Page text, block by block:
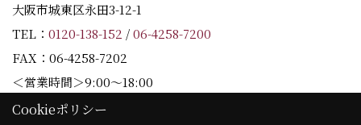
大阪市城東区永田3-12-1
TEL： 0120-138-152 /06-4258-7200
FAX：06-4258-7202
＜営業時間＞9:00～18:00
＜定休日＞水曜日
Cookieポリシー